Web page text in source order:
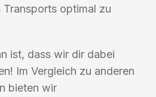
optimal zu
ist, dass wir dir dabei
Im Vergleich zu anderen
bieten wir